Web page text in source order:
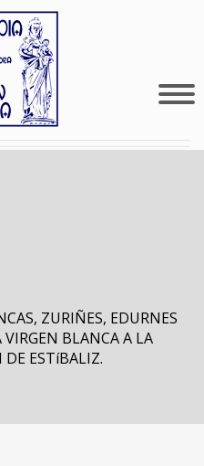
ZURIÑES, EDURNES
VIRGEN BLANCA A LA
DE ESTíBALIZ.